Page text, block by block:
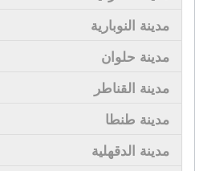
مدينة النوبارية
مدينة حلوان
مدينة القناطر
مدينة طنطا
مدينة الدقهلية